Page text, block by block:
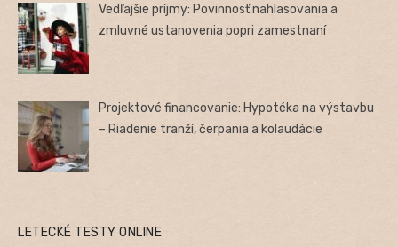
Vedľajšie príjmy: Povinnosť nahlasovania a
zmluvné ustanovenia popri zamestnaní
Projektové financovanie: Hypotéka na výstavbu
– Riadenie tranží, čerpania a kolaudácie
LETECKÉ TESTY ONLINE